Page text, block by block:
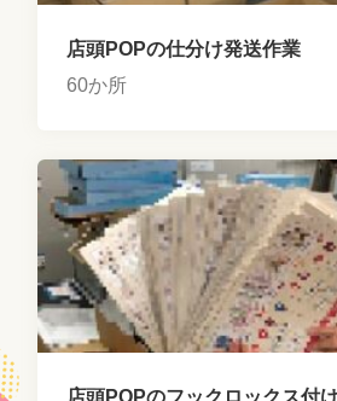
店頭POPの仕分け発送作業
60か所
店頭POPのフックロックス付